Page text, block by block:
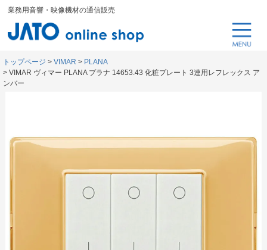
業務用音響・映像機材の通信販売
トップページ VIMAR
PLANA
VIMAR ヴィマー PLANA プラナ 14653.43 化粧プレート 3連用レフレックス ア
ンバー